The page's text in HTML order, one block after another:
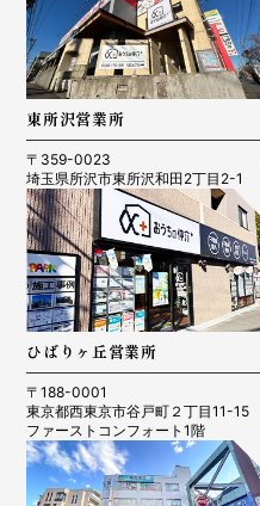
東所沢営業所
〒359-0023
埼玉県所沢市東所沢和田2丁目2-1
ひばりヶ丘営業所
〒188-0001
東京都西東京市谷戸町２丁目11-15
ファーストコンフォート1階